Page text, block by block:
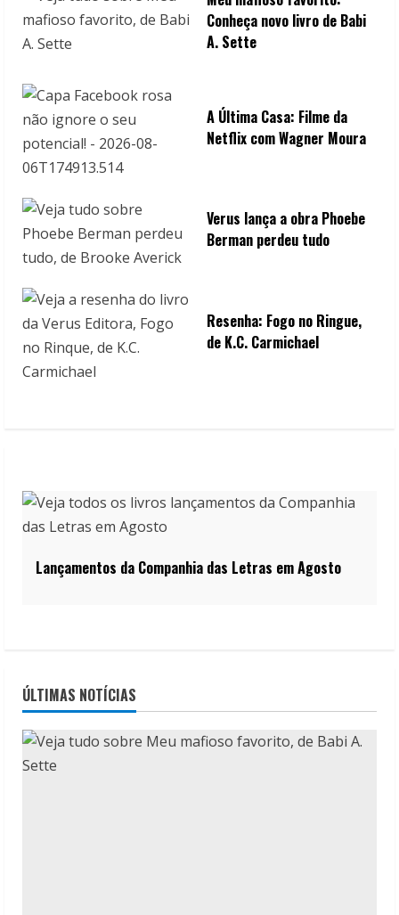
g
Conheça novo livro de Babi
A. Sette
A Última Casa: Filme da
Netflix com Wagner Moura
Verus lança a obra Phoebe
Berman perdeu tudo
Resenha: Fogo no Ringue,
de K.C. Carmichael
Lançamentos da Companhia das Letras em Agosto
ÚLTIMAS NOTÍCIAS